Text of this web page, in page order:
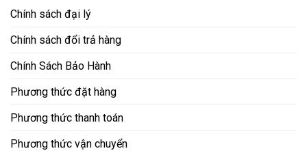
Chính sách đại lý
Chính sách đổi trả hàng
Chính Sách Bảo Hành
Phương thức đặt hàng
Phương thức thanh toán
Phương thức vận chuyển